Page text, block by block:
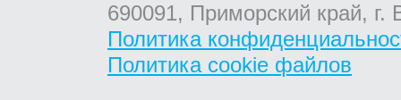
690091, Приморский край,
Политика
Политика cookie файлов